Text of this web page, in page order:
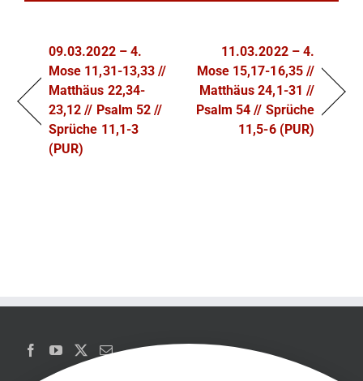
09.03.2022 – 4.
Mose 11,31-13,33 //
Matthäus 22,34-
23,12 // Psalm 52 //
Sprüche 11,1-3
(PUR)
11.03.2022 – 4.
Mose 15,17-16,35 //
Matthäus 24,1-31 //
Psalm 54 // Sprüche
11,5-6 (PUR)